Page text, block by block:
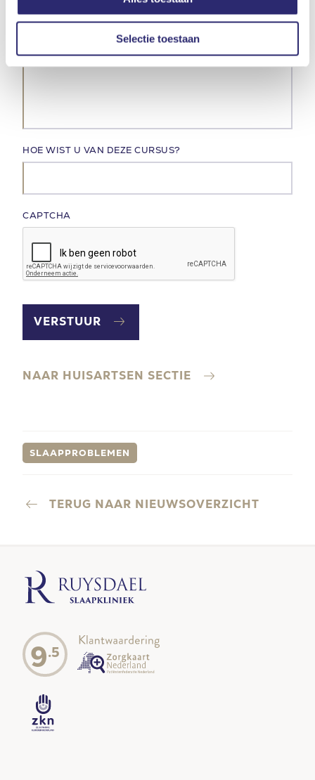
Selectie toestaan
HOE WIST U VAN DEZE CURSUS?
CAPTCHA
VERSTUUR
NAAR HUISARTSEN SECTIE
SLAAPPROBLEMEN
TERUG NAAR NIEUWSOVERZICHT
9.5